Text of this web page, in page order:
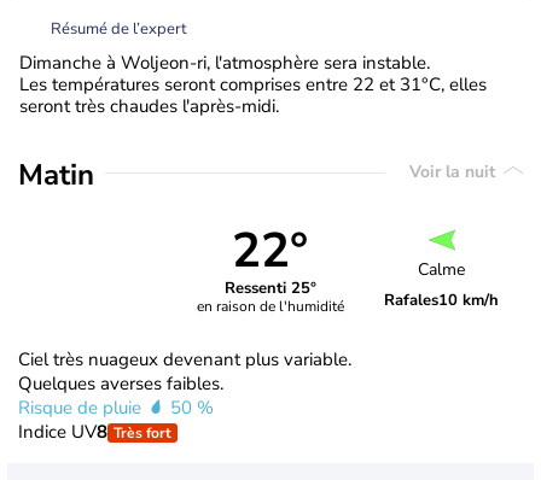
Résumé de l’expert
Dimanche à Woljeon-ri, l'atmosphère sera instable.
Les températures seront comprises entre 22 et 31°C, elles
seront très chaudes l'après-midi.
Matin Voir la nuit
22°
Ressenti 25°
en raison de l'humidité
Calme
Rafales10 km/h
Ciel très nuageux devenant plus variable.
Quelques averses faibles.
Risque de pluie
50 %
Indice UV8 Très fort